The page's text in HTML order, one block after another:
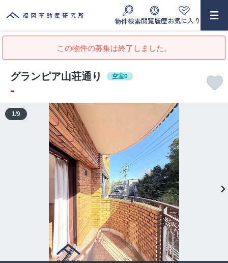
物件検索閲覧履歴お気に入り
この物件の募集は終了しました。
グランピア山荘通り 空室0
-
1 /9